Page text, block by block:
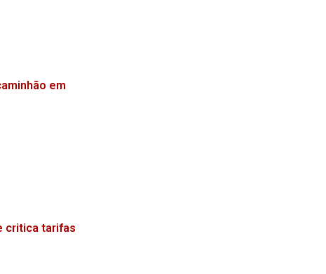
em
critica tarifas